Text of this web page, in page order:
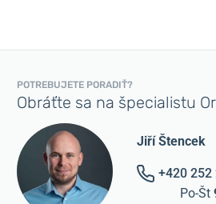
POTREBUJETE PORADIŤ?
Obráťte sa na špecialistu
Jiří Štencek
+420 252
Po-Št